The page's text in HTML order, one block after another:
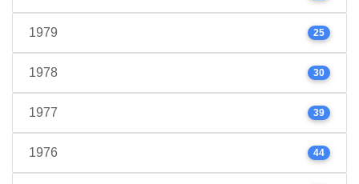
1979 25
1978 30
1977 39
1976 44